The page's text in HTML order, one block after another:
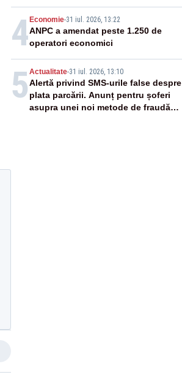
4Economie-31 iul. 2026, 13:22
ANPC a amendat peste 1.250 de
operatori economici
5 Actualitate-31 iul. 2026, 13:10
Alertă privind SMS-urile false despre
plata parcării. Anunț pentru șoferi
asupra unei noi metode de fraudă